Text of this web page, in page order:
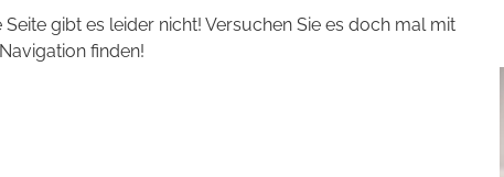
gibt es leider nicht! Versuchen Sie es doch mal mit
finden!